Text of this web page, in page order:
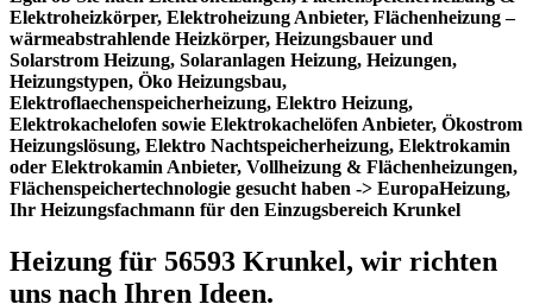
Elektroheizkörper, Elektroheizung Anbieter, Flächenheizung –
wärmeabstrahlende Heizkörper, Heizungsbauer und
Solarstrom Heizung, Solaranlagen Heizung, Heizungen,
Heizungstypen, Öko Heizungsbau,
Elektroflaechenspeicherheizung, Elektro Heizung,
Elektrokachelofen sowie Elektrokachelöfen Anbieter, Ökostrom
Heizungslösung, Elektro Nachtspeicherheizung, Elektrokamin
oder Elektrokamin Anbieter, Vollheizung & Flächenheizungen,
Flächenspeichertechnologie gesucht haben -> EuropaHeizung,
Ihr Heizungsfachmann für den Einzugsbereich Krunkel
Heizung für 56593 Krunkel, wir richten
uns nach Ihren Ideen.